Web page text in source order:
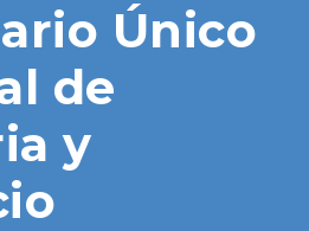
Único
de
y